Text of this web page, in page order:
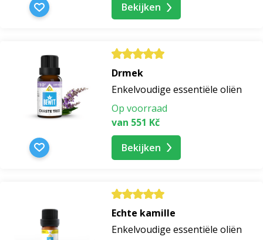
Bekijken
Drmek
Enkelvoudige essentiële oliën
Op voorraad
van 551 Kč
Bekijken
Echte kamille
Enkelvoudige essentiële oliën